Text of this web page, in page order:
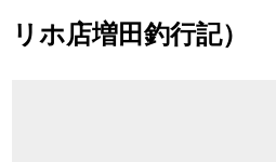
リホ店増田釣行記）